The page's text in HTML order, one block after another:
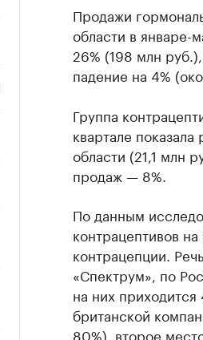
Продажи
области в
26% (198 млн
падение на 4%
Группа
квартале
области (21,1 млн
продаж — 8%.
По данным
контрацептивов
контрацепции.
«Спектрум», по
на них
британской
80%), второе